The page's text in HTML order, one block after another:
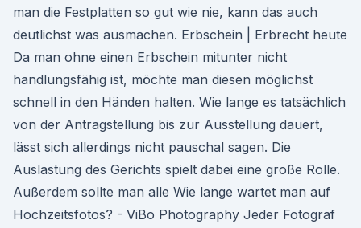
man die Festplatten so gut wie nie, kann das auch
deutlichst was ausmachen. Erbschein | Erbrecht heute
Da man ohne einen Erbschein mitunter nicht
handlungsfähig ist, möchte man diesen möglichst
schnell in den Händen halten. Wie lange es tatsächlich
von der Antragstellung bis zur Ausstellung dauert,
lässt sich allerdings nicht pauschal sagen. Die
Auslastung des Gerichts spielt dabei eine große Rolle.
Außerdem sollte man alle Wie lange wartet man auf
Hochzeitsfotos? - ViBo Photography Jeder Fotograf